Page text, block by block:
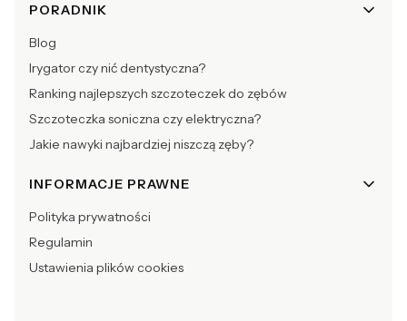
PORADNIK
Blog
Irygator czy nić dentystyczna?
Ranking najlepszych szczoteczek do zębów
Szczoteczka soniczna czy elektryczna?
Jakie nawyki najbardziej niszczą zęby?
INFORMACJE PRAWNE
Polityka prywatności
Regulamin
Ustawienia plików cookies